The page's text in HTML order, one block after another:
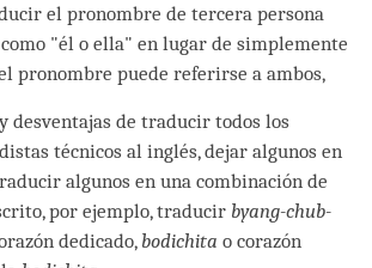
el pronombre de tercera persona
"él o ella" en lugar de simplemente
pronombre puede referirse a ambos,
desventajas de traducir todos los
técnicos al inglés, dejar algunos en
algunos en una combinación de
por ejemplo, traducir byang-chub-
dedicado, bodichita o corazón